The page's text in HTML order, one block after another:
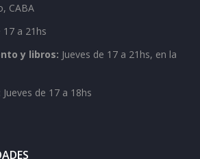
CABA
17 a 21hs
y libros: Jueves de 17 a 21hs, en la
Jueves de 17 a 18hs